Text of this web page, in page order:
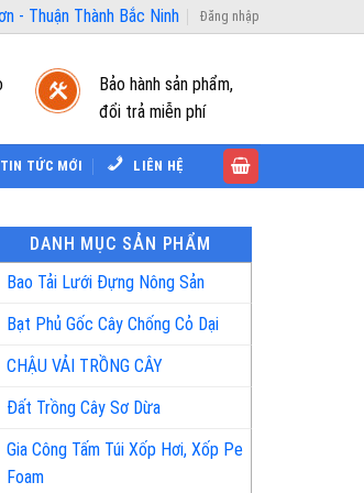
- Thuận Thành Bắc Ninh Đăng nhập
Bảo hành sản phẩm,
đổi trả miễn phí
TIN TỨC MỚI LIÊN HỆ
DANH MỤC SẢN PHẨM
Bao Tải Lưới Đựng Nông Sản
Bạt Phủ Gốc Cây Chống Cỏ Dại
CHẬU VẢI TRỒNG CÂY
Đất Trồng Cây Sơ Dừa
Gia Công Tấm Túi Xốp Hơi, Xốp Pe
Foam